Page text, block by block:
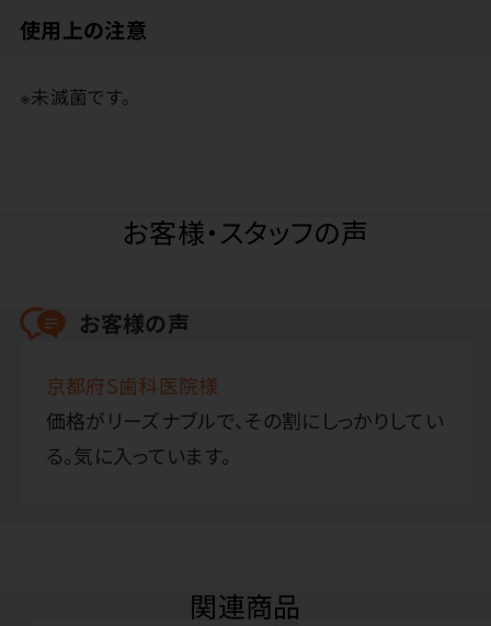
使用上の注意
※未滅菌です。
お客様・スタッフの声
お客様の声
京都府S歯科医院様
価格がリーズナブルで、その割にしっかりしてい
る。気に入っています。
関連商品